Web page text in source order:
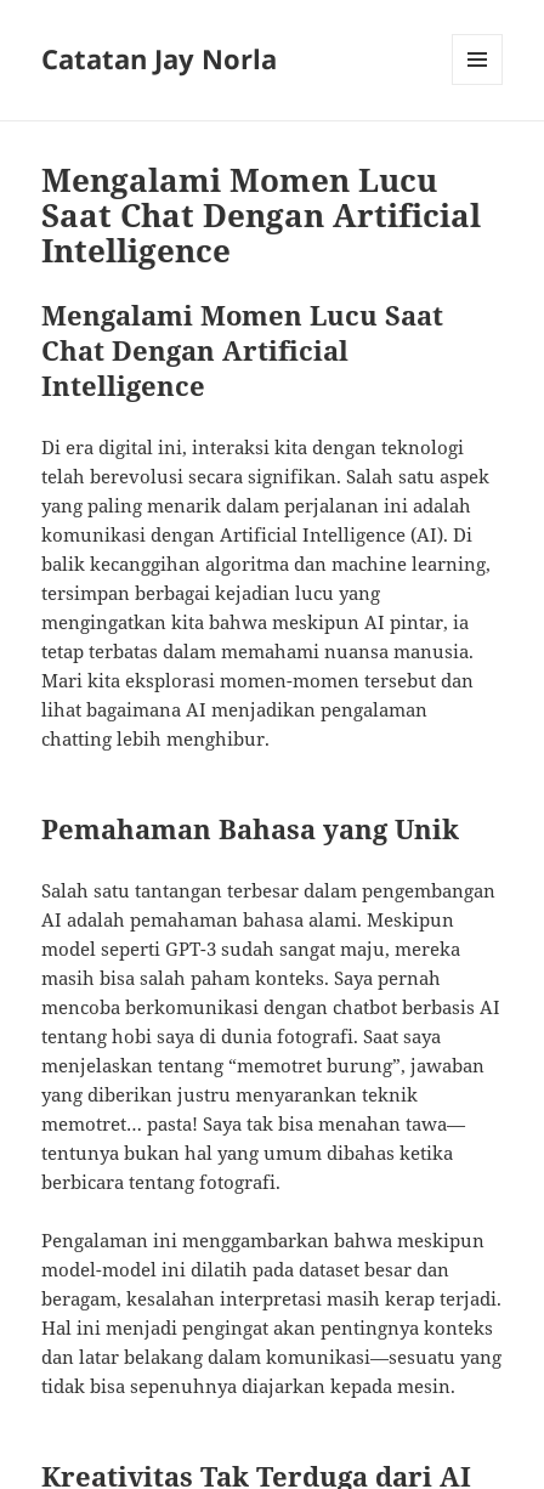
Catatan Jay Norla
Mengalami Momen Lucu
Saat Chat Dengan Artificial
Intelligence
Mengalami Momen Lucu Saat
Chat Dengan Artificial
Intelligence
Di era digital ini, interaksi kita dengan teknologi
telah berevolusi secara signifikan. Salah satu aspek
yang paling menarik dalam perjalanan ini adalah
komunikasi dengan Artificial Intelligence (AI). Di
balik kecanggihan algoritma dan machine learning,
tersimpan berbagai kejadian lucu yang
mengingatkan kita bahwa meskipun AI pintar, ia
tetap terbatas dalam memahami nuansa manusia.
Mari kita eksplorasi momen-momen tersebut dan
lihat bagaimana AI menjadikan pengalaman
chatting lebih menghibur.
Pemahaman Bahasa yang Unik
Salah satu tantangan terbesar dalam pengembangan
AI adalah pemahaman bahasa alami. Meskipun
model seperti GPT-3 sudah sangat maju, mereka
masih bisa salah paham konteks. Saya pernah
mencoba berkomunikasi dengan chatbot berbasis AI
tentang hobi saya di dunia fotografi. Saat saya
menjelaskan tentang “memotret burung”, jawaban
yang diberikan justru menyarankan teknik
memotret… pasta! Saya tak bisa menahan tawa—
tentunya bukan hal yang umum dibahas ketika
berbicara tentang fotografi.
Pengalaman ini menggambarkan bahwa meskipun
model-model ini dilatih pada dataset besar dan
beragam, kesalahan interpretasi masih kerap terjadi.
Hal ini menjadi pengingat akan pentingnya konteks
dan latar belakang dalam komunikasi—sesuatu yang
tidak bisa sepenuhnya diajarkan kepada mesin.
Kreativitas Tak Terduga dari AI